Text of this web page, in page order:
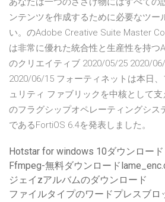
ンテンツを作成するために必要なツー
い。のAdobe Creative Suite Master
は非常に優れた統合性と生産性を持つ
のクリエイティブ 2020/05/25 2020/
2020/06/15 フォーティネットは本日
ュリティ ファブリックを中核として
のフラグシップオペレーティングシス
であるFortiOS 6.4を発表しました。
Hotstar for windows 10ダウンロード
Ffmpeg-無料ダウンロード
ジェイzアルバムのダウンロード
ファイルタイプのワードプレスブロ